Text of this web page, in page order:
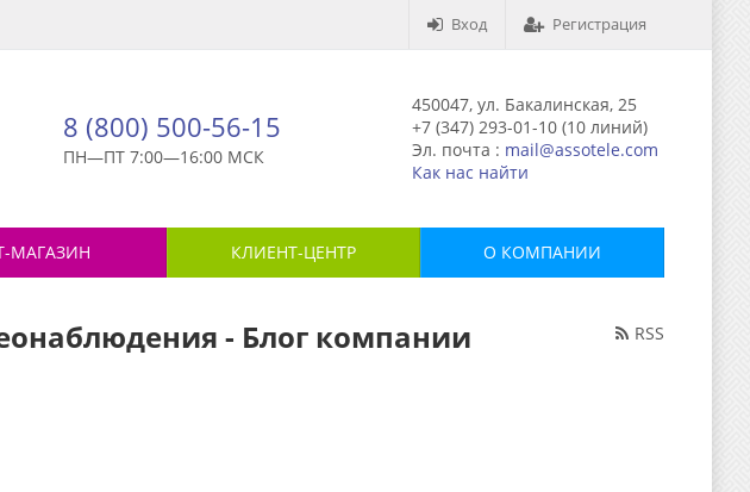
Вход Регистрация
8 (800) 500-56-15
ПН—ПТ 7:00—16:00 МСК
450047, ул. Бакалинская, 25
+7 (347) 293-01-10 (10 линий)
Эл. почта : mail@assotele.com
Как нас найти
МАГАЗИН КЛИЕНТ-ЦЕНТР О КОМПАНИИ
RSS
- Блог компании